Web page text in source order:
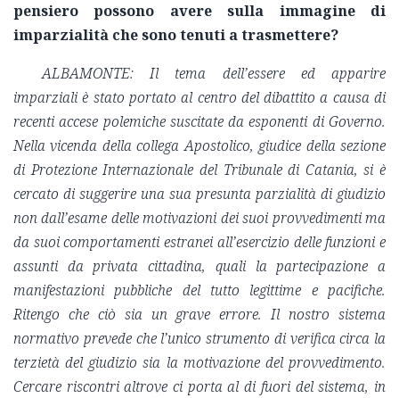
pensiero possono avere sulla immagine di
imparzialità che sono tenuti a trasmettere?
ALBAMONTE: Il tema dell’essere ed apparire
imparziali è stato portato al centro del dibattito a causa di
recenti accese polemiche suscitate da esponenti di Governo.
Nella vicenda della collega Apostolico, giudice della sezione
di Protezione Internazionale del Tribunale di Catania, si è
cercato di suggerire una sua presunta parzialità di giudizio
non dall’esame delle motivazioni dei suoi provvedimenti ma
da suoi comportamenti estranei all’esercizio delle funzioni e
assunti da privata cittadina, quali la partecipazione a
manifestazioni pubbliche del tutto legittime e pacifiche.
Ritengo che ciò sia un grave errore. Il nostro sistema
normativo prevede che l’unico strumento di verifica circa la
terzietà del giudizio sia la motivazione del provvedimento.
Cercare riscontri altrove ci porta al di fuori del sistema, in